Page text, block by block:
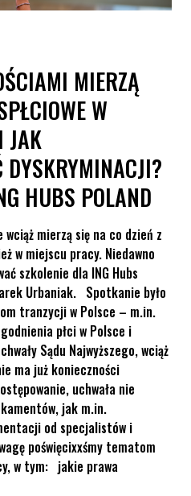
MIERZĄ
W
JAK
DYSKRYMINACJI?
HUBS POLAND
wciąż mierzą się na co dzień z
w miejscu pracy. Niedawno
szkolenie dla ING Hubs
Urbaniak. Spotkanie było
tranzycji w Polsce – m.in.
płci w Polsce i
Sądu Najwyższego, wciąż
ma już konieczności
uchwała nie
jak m.in.
od specjalistów i
poświęcixxśmy tematom
w tym: jakie prawa